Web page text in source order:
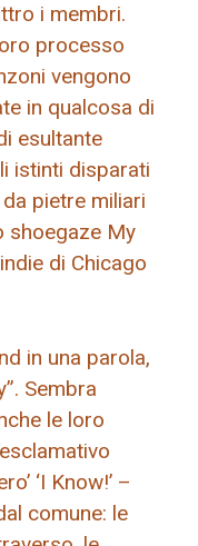
i membri.
processo
vengono
in qualcosa di
esultante
istinti disparati
pietre miliari
shoegaze My
di Chicago
in una parola,
Sembra
le loro
‘I Know!’ –
comune: le